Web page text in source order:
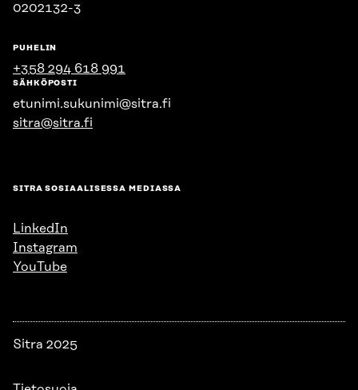
0202132-3
PUHELIN
+358 294 618 991
SÄHKÖPOSTI
etunimi.sukunimi@sitra.fi
sitra@sitra.fi
SITRA SOSIAALISESSA MEDIASSA
LinkedIn
Instagram
YouTube
Sitra 2025